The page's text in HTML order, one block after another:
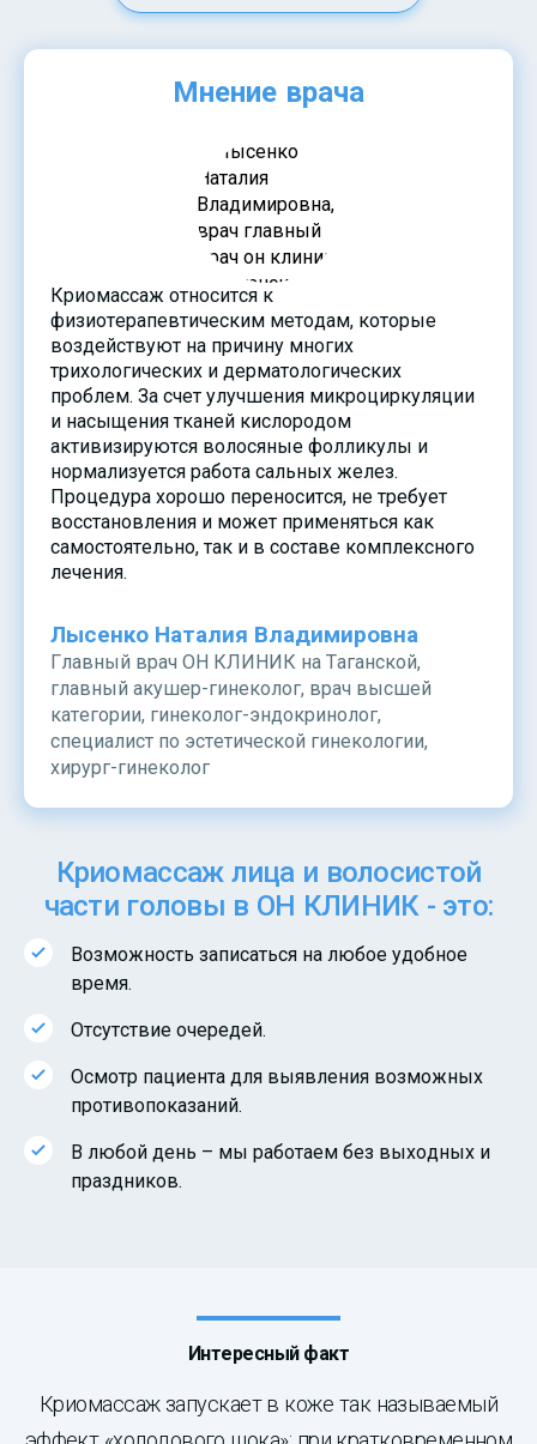
Мнение врача
Криомассаж относится к
физиотерапевтическим методам, которые
воздействуют на причину многих
трихологических и дерматологических
проблем. За счет улучшения микроциркуляции
и насыщения тканей кислородом
активизируются волосяные фолликулы и
нормализуется работа сальных желез.
Процедура хорошо переносится, не требует
восстановления и может применяться как
самостоятельно, так и в составе комплексного
лечения.
Лысенко Наталия Владимировна
Главный врач ОН КЛИНИК на Таганской,
главный акушер-гинеколог, врач высшей
категории, гинеколог-эндокринолог,
специалист по эстетической гинекологии,
хирург-гинеколог
Криомассаж лица и волосистой
части головы в ОН КЛИНИК - это:
Возможность записаться на любое удобное
время.
Отсутствие очередей.
Осмотр пациента для выявления возможных
противопоказаний.
В любой день – мы работаем без выходных и
праздников.
Интересный факт
Криомассаж запускает в коже так называемый